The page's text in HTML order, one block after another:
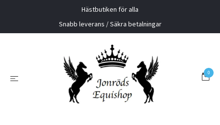
Hästbutiken för alla
Snabb leverans / Säkra betalningar
0